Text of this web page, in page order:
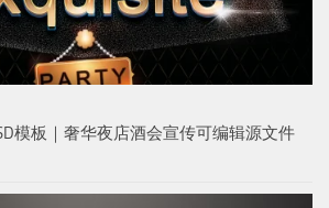
模板｜奢华夜店酒会宣传可编辑源文件